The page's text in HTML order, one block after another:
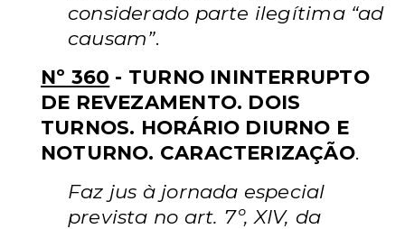
considerado parte ilegítima “ad
causam”.
Nº 360 - TURNO ININTERRUPTO
DE REVEZAMENTO. DOIS
TURNOS. HORÁRIO DIURNO E
NOTURNO. CARACTERIZAÇÃO.
Faz jus à jornada especial
prevista no art. 7º, XIV, da